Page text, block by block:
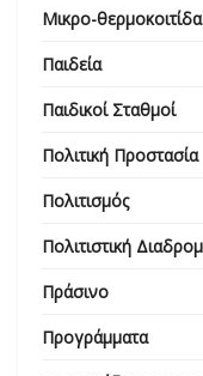
Μικρο-θερμοκοιτίδα
Παιδεία
Παιδικοί Σταθμοί
Πολιτική Προστασία
Πολιτισμός
Πολιτιστική
Πράσινο
Προγράμματα